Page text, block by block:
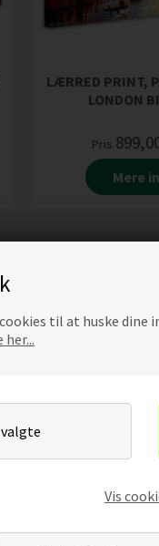
til at huske
Vis
LÆRRED PRINT,
LONDON
Pris
Mere